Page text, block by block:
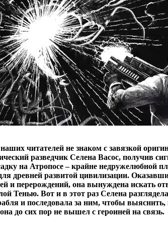
читателей не знаком с завязкой
разведчик Селена Васос, получив
на Атропосе – крайне недружелюбной
древней развитой цивилизации.
и перерождений, она вынуждена искать
Тенью. Вот и в этот раз Селена
и последовала за ним, чтобы
до сих пор не вышел с героиней на связь.